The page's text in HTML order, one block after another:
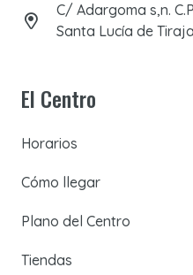
C/ Adargoma s,n.
Santa Lucía de
El Centro
Horarios
Cómo llegar
Plano del Centro
Tiendas